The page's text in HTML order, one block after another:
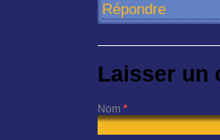
Répondre
Laisser un
Nom *